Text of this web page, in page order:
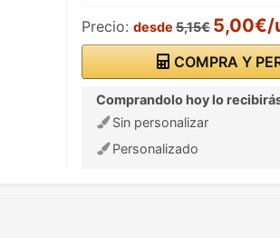
Precio: desde 5,15€ 5,00€/
COMPRA Y
Comprandolo hoy lo
Sin personalizar
Personalizado